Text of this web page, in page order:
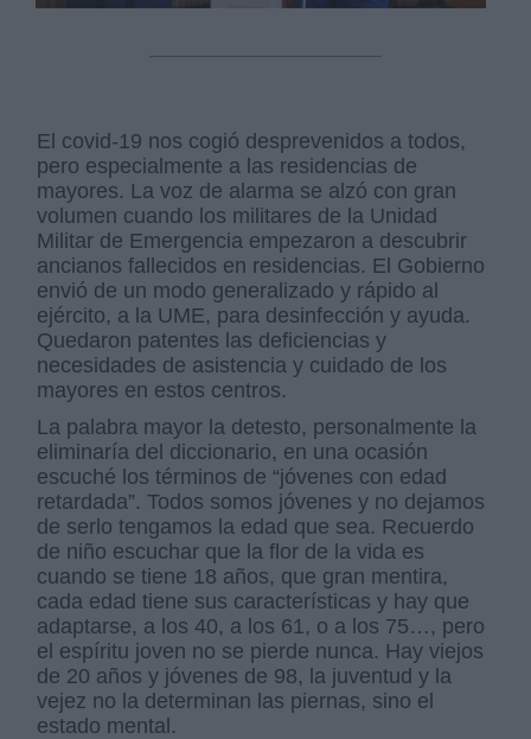
El covid-19 nos cogió desprevenidos a todos,
pero especialmente a las residencias de
mayores. La voz de alarma se alzó con gran
volumen cuando los militares de la Unidad
Militar de Emergencia empezaron a descubrir
ancianos fallecidos en residencias. El Gobierno
envió de un modo generalizado y rápido al
ejército, a la UME, para desinfección y ayuda.
Quedaron patentes las deficiencias y
necesidades de asistencia y cuidado de los
mayores en estos centros.
La palabra mayor la detesto, personalmente la
eliminaría del diccionario, en una ocasión
escuché los términos de “jóvenes con edad
retardada”. Todos somos jóvenes y no dejamos
de serlo tengamos la edad que sea. Recuerdo
de niño escuchar que la flor de la vida es
cuando se tiene 18 años, que gran mentira,
cada edad tiene sus características y hay que
adaptarse, a los 40, a los 61, o a los 75…, pero
el espíritu joven no se pierde nunca. Hay viejos
de 20 años y jóvenes de 98, la juventud y la
vejez no la determinan las piernas, sino el
estado mental.